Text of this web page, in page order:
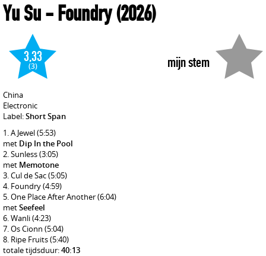
Yu Su- Foundry(2026)
mijn stem
3,33
(3)
China
Electronic
Label:Short Span
A Jewel(5:53)
met Dip In the Pool
Sunless(3:05)
met Memotone
Cul de Sac(5:05)
Foundry(4:59)
One Place After Another(6:04)
metSeefeel
Wanli(4:23)
Os Cionn (5:04)
Ripe Fruits(5:40)
totale tijdsduur:40:13